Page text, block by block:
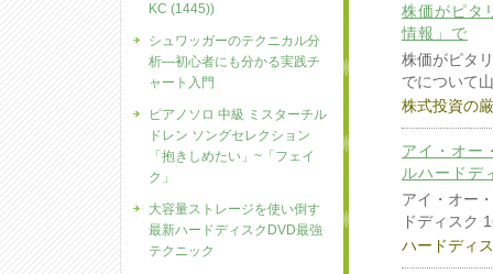
株価がピタ
情報」で
株価がピタ
でについて
株式投資の
アイ・オー
ルハードデ
アイ・オー
ドディスク
ハードディ
KC (1445))
シュワッガーのテクニカル分
析―初心者にも分かる実践チ
ャート入門
ピアノソロ 中級 ミスターチル
ドレン ソングセレクション
「抱きしめたい」~「フェイ
ク」
大容量ストレージを使い倒す
最新ハードディスクDVD最強
テクニック